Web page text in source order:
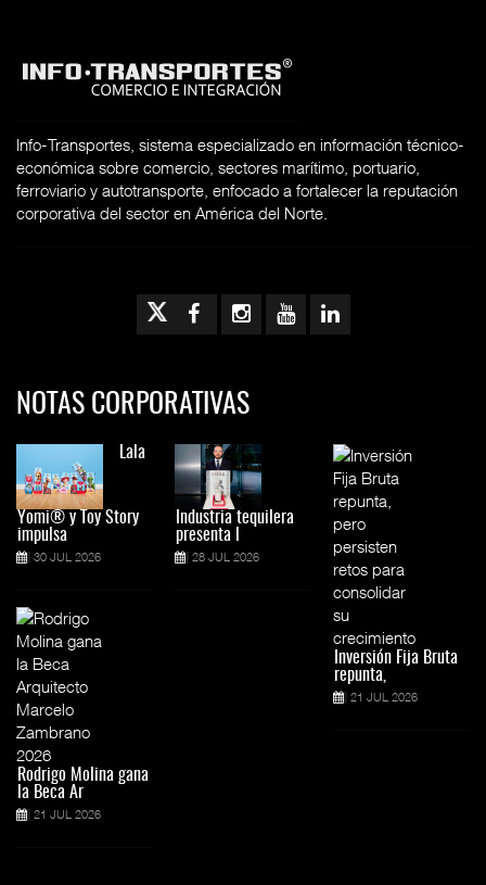
Info-Transportes, sistema especializado en información técnico-
económica sobre comercio, sectores marítimo, portuario,
ferroviario y autotransporte, enfocado a fortalecer la reputación
corporativa del sector en América del Norte.
NOTAS CORPORATIVAS
Lala
Yomi® y Toy Story
impulsa
30 JUL 2026
Rodrigo Molina gana
la Beca Ar
21 JUL 2026
Industria tequilera
presenta l
28 JUL 2026
Inversión Fija Bruta
repunta,
21 JUL 2026